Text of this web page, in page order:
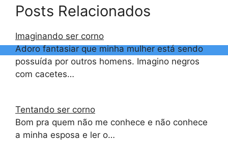
Posts Relacionados
Imaginando ser corno
Adoro fantasiar que minha mulher está sendo
possuída por outros homens. Imagino negros
com cacetes…
Tentando ser corno
Bom pra quem não me conhece e não conhece
a minha esposa e ler o…